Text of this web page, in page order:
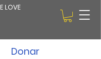
LOVE
Donar